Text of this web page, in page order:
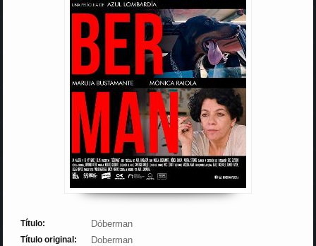
Título: Dóberman
Título original: Doberman